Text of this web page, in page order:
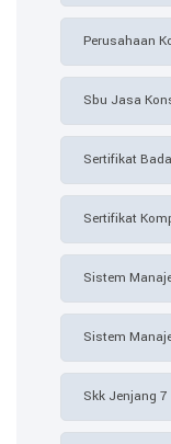
Perusahaan
Sbu Jasa
Sertifikat
Sertifikat
Sistem
Sistem
Skk Jenjang 7